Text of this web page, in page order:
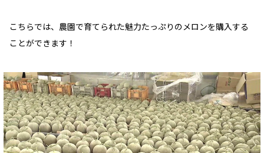
こちらでは、農園で育てられた魅力たっぷりのメロンを購入する
ことができます！